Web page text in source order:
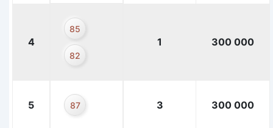
4
85
82
1 300 000
5 87 3 300 000